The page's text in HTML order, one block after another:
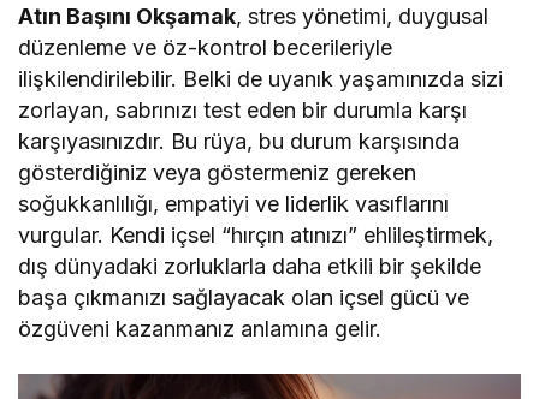
Atın Başını Okşamak, stres yönetimi, duygusal
düzenleme ve öz-kontrol becerileriyle
ilişkilendirilebilir. Belki de uyanık yaşamınızda sizi
zorlayan, sabrınızı test eden bir durumla karşı
karşıyasınızdır. Bu rüya, bu durum karşısında
gösterdiğiniz veya göstermeniz gereken
soğukkanlılığı, empatiyi ve liderlik vasıflarını
vurgular. Kendi içsel “hırçın atınızı” ehlileştirmek,
dış dünyadaki zorluklarla daha etkili bir şekilde
başa çıkmanızı sağlayacak olan içsel gücü ve
özgüveni kazanmanız anlamına gelir.